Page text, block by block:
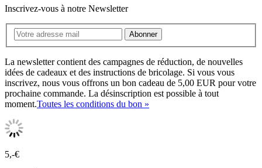
Inscrivez-vous à notre Newsletter
Abonner
La newsletter contient des campagnes de réduction, de nouvelles
idées de cadeaux et des instructions de bricolage. Si vous vous
inscrivez, nous vous offrons un bon cadeau de 5,00 EUR pour votre
prochaine commande. La désinscription est possible à tout
moment.Toutes les conditions du bon »
5,-€